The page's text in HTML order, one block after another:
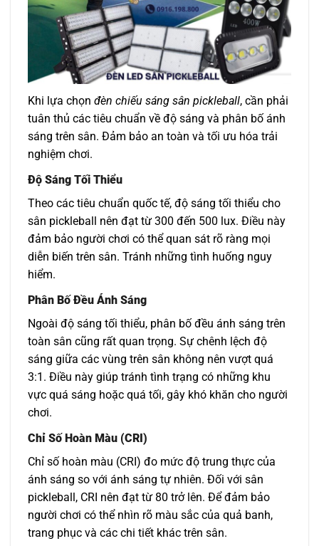
Khi lựa chọn đèn chiếu sáng sân pickleball, cần phải
tuân thủ các tiêu chuẩn về độ sáng và phân bố ánh
sáng trên sân. Đảm bảo an toàn và tối ưu hóa trải
nghiệm chơi.
Độ Sáng Tối Thiểu
Theo các tiêu chuẩn quốc tế, độ sáng tối thiểu cho
sân pickleball nên đạt từ 300 đến 500 lux. Điều này
đảm bảo người chơi có thể quan sát rõ ràng mọi
diễn biến trên sân. Tránh những tình huống nguy
hiểm.
Phân Bố Đều Ánh Sáng
Ngoài độ sáng tối thiểu, phân bố đều ánh sáng trên
toàn sân cũng rất quan trọng. Sự chênh lệch độ
sáng giữa các vùng trên sân không nên vượt quá
3:1. Điều này giúp tránh tình trạng có những khu
vực quá sáng hoặc quá tối, gây khó khăn cho người
chơi.
Chỉ Số Hoàn Màu (CRI)
Chỉ số hoàn màu (CRI) đo mức độ trung thực của
ánh sáng so với ánh sáng tự nhiên. Đối với sân
pickleball, CRI nên đạt từ 80 trở lên. Để đảm bảo
người chơi có thể nhìn rõ màu sắc của quả banh,
trang phục và các chi tiết khác trên sân.